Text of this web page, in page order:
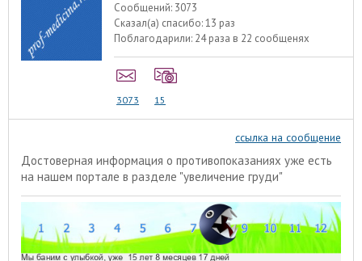
Сообщений: 3073
Сказал(а) спасибо:13 раз
Поблагодарили: 24 раза в 22 сообщенях
3073 15
ссылка на сообщение
Достоверная информация о противопоказаниях уже есть
на нашем портале в разделе "увеличение груди"